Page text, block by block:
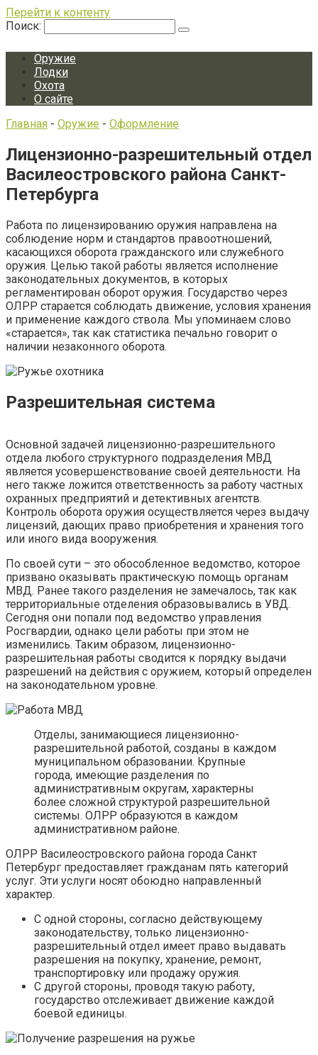
Перейти к контенту
Поиск:
Оружие
Лодки
Охота
О сайте
Главная - Оружие - Оформление
Лицензионно-разрешительный отдел
Василеостровского района Санкт-
Петербурга
Работа по лицензированию оружия направлена на
соблюдение норм и стандартов правоотношений,
касающихся оборота гражданского или служебного
оружия. Целью такой работы является исполнение
законодательных документов, в которых
регламентирован оборот оружия. Государство через
ОЛРР старается соблюдать движение, условия хранения
и применение каждого ствола. Мы упоминаем слово
«старается», так как статистика печально говорит о
наличии незаконного оборота.
Разрешительная система
Основной задачей лицензионно-разрешительного
отдела любого структурного подразделения МВД
является усовершенствование своей деятельности. На
него также ложится ответственность за работу частных
охранных предприятий и детективных агентств.
Контроль оборота оружия осуществляется через выдачу
лицензий, дающих право приобретения и хранения того
или иного вида вооружения.
По своей сути – это обособленное ведомство, которое
призвано оказывать практическую помощь органам
МВД. Ранее такого разделения не замечалось, так как
территориальные отделения образовывались в УВД.
Сегодня они попали под ведомство управления
Росгвардии, однако цели работы при этом не
изменились. Таким образом, лицензионно-
разрешительная работы сводится к порядку выдачи
разрешений на действия с оружием, который определен
на законодательном уровне.
Отделы, занимающиеся лицензионно-
разрешительной работой, созданы в каждом
муниципальном образовании. Крупные
города, имеющие разделения по
административным округам, характерны
более сложной структурой разрешительной
системы. ОЛРР образуются в каждом
административном районе.
ОЛРР Василеостровского района города Санкт
Петербург предоставляет гражданам пять категорий
услуг. Эти услуги носят обоюдно направленный
характер.
С одной стороны, согласно действующему
законодательству, только лицензионно-
разрешительный отдел имеет право выдавать
разрешения на покупку, хранение, ремонт,
транспортировку или продажу оружия.
С другой стороны, проводя такую работу,
государство отслеживает движение каждой
боевой единицы.